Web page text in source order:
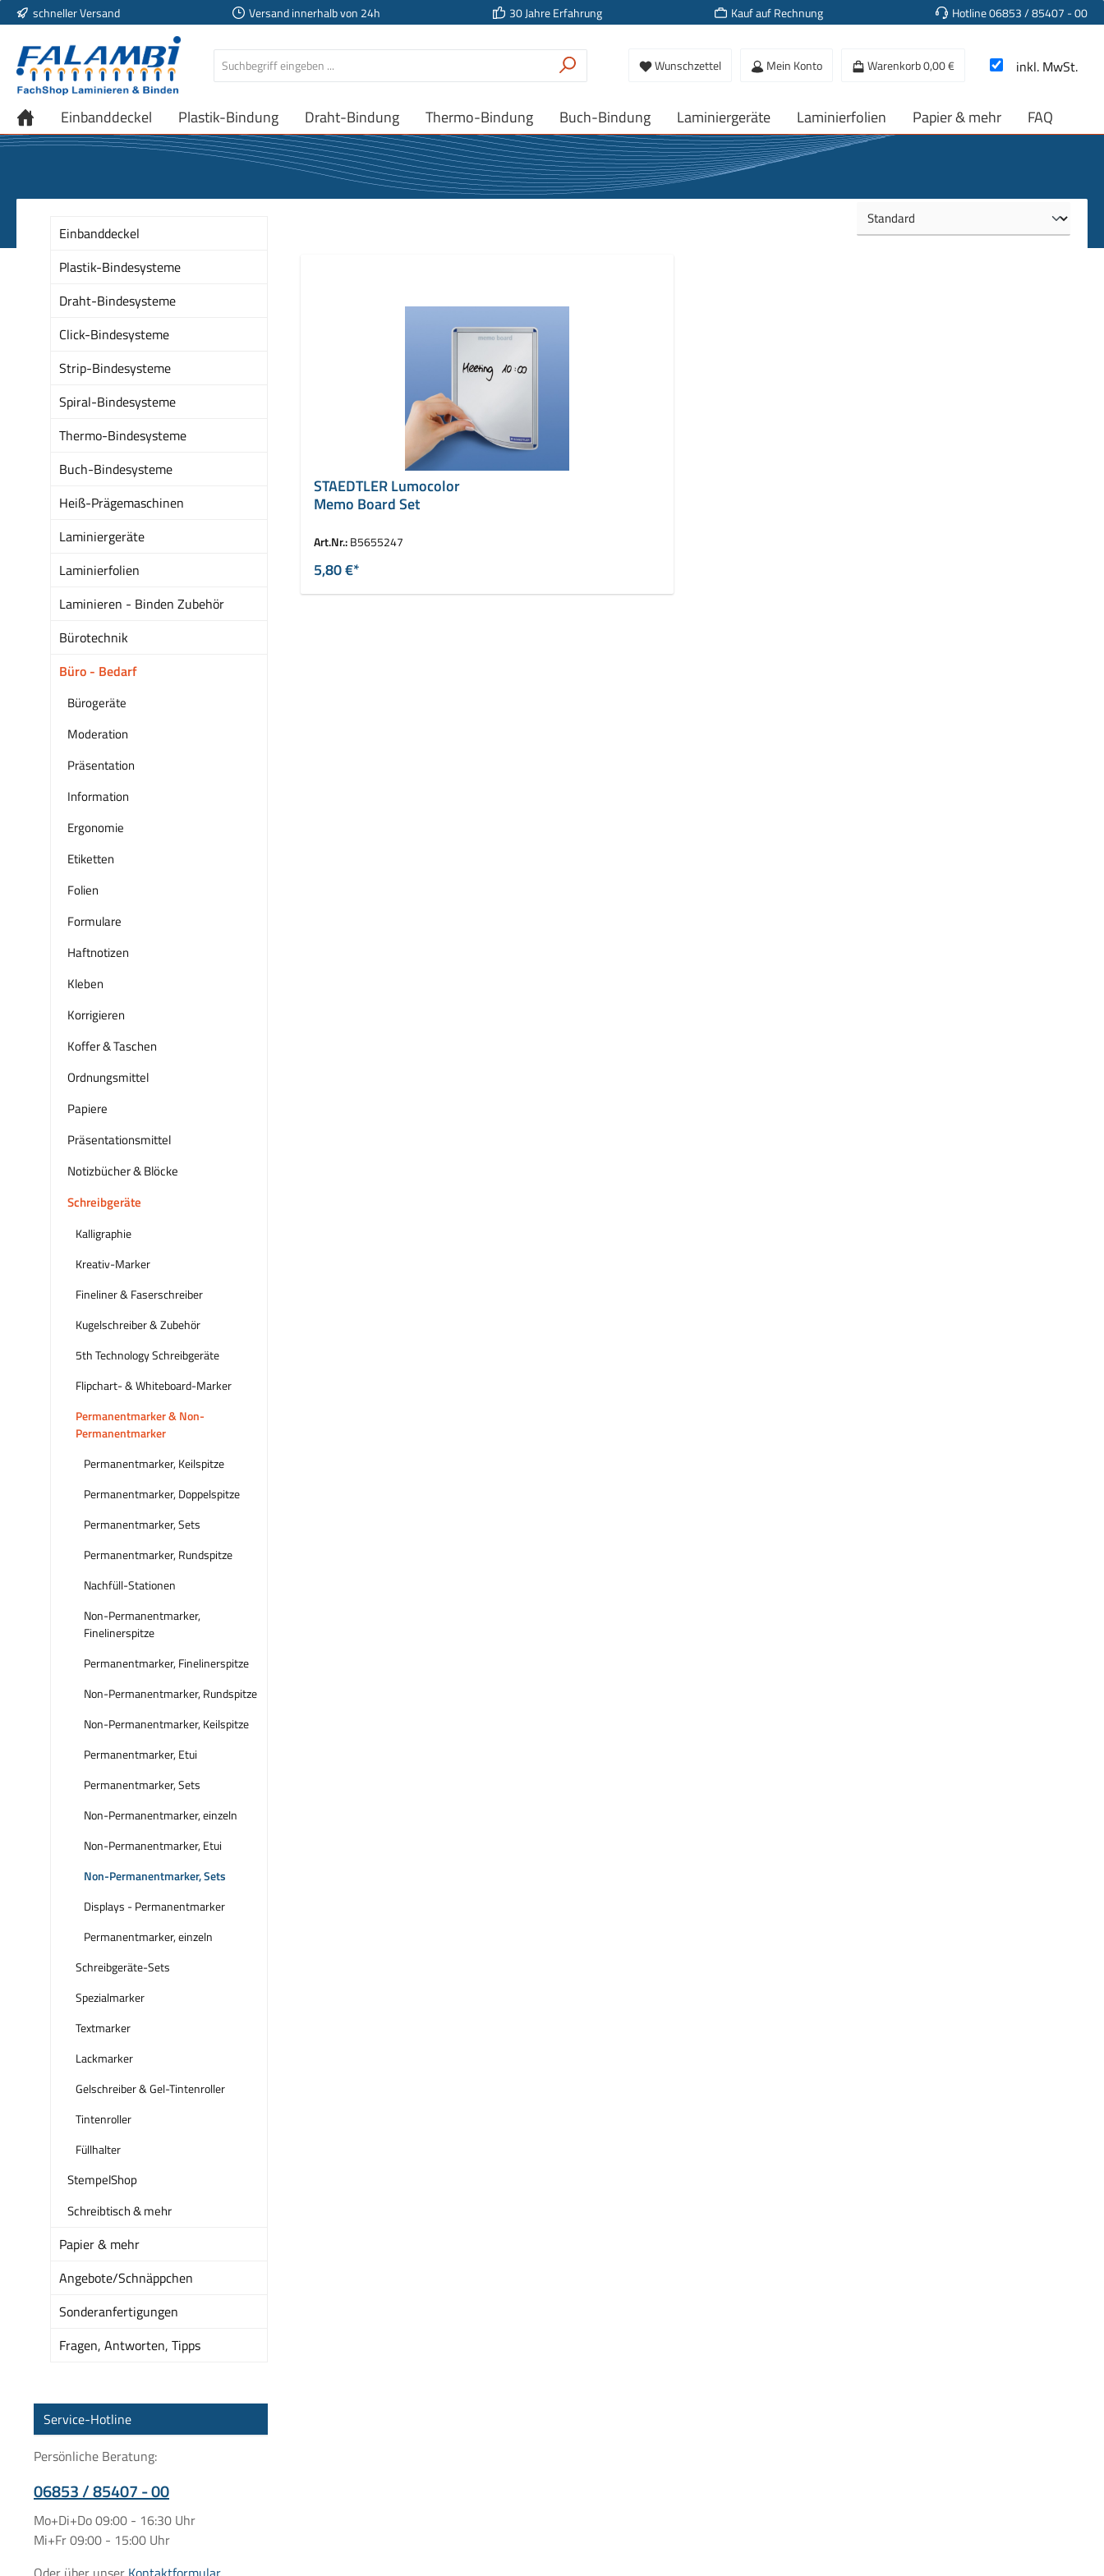
Hauptinhalt springen
Zur Suche springen
Zur Hauptnavigation springen
schneller Versand Versand innerhalb von 24h 30 Jahre Erfahrung Kauf auf Rechnung Hotline 06853 / 85407 - 00
Wunschzettel Mein Konto Warenkorb0,00 € inkl. MwSt.
Einbanddeckel Plastik-Bindung Draht-Bindung Thermo-Bindung Buch-Bindung Laminiergeräte Laminierfolien Papier & mehr FAQ
Einbanddeckel
Plastik-Bindesysteme
Draht-Bindesysteme
Click-Bindesysteme
Strip-Bindesysteme
Spiral-Bindesysteme
Thermo-Bindesysteme
Buch-Bindesysteme
Heiß-Prägemaschinen
Laminiergeräte
Laminierfolien
Laminieren - Binden Zubehör
Bürotechnik
Büro - Bedarf
Bürogeräte
Moderation
Präsentation
Information
Ergonomie
Etiketten
Folien
Formulare
Haftnotizen
Kleben
Korrigieren
Koffer & Taschen
Ordnungsmittel
Papiere
Präsentationsmittel
Notizbücher & Blöcke
Schreibgeräte
Kalligraphie
Kreativ-Marker
Fineliner & Faserschreiber
Kugelschreiber & Zubehör
5th Technology Schreibgeräte
Flipchart- & Whiteboard-Marker
Permanentmarker & Non-
Permanentmarker
Permanentmarker, Keilspitze
Permanentmarker, Doppelspitze
Permanentmarker, Sets
Permanentmarker, Rundspitze
Nachfüll-Stationen
Non-Permanentmarker,
Finelinerspitze
Permanentmarker, Finelinerspitze
Non-Permanentmarker, Rundspitze
Non-Permanentmarker, Keilspitze
Permanentmarker, Etui
Permanentmarker, Sets
Non-Permanentmarker, einzeln
Non-Permanentmarker, Etui
Non-Permanentmarker, Sets
Displays - Permanentmarker
Permanentmarker, einzeln
Schreibgeräte-Sets
Spezialmarker
Textmarker
Lackmarker
Gelschreiber & Gel-Tintenroller
Tintenroller
Füllhalter
StempelShop
Schreibtisch & mehr
Papier & mehr
Angebote/Schnäppchen
Sonderanfertigungen
Fragen, Antworten, Tipps
Service-Hotline
Persönliche Beratung:
06853 / 85407 - 00
Mo+Di+Do 09:00 - 16:30 Uhr
Mi+Fr 09:00 - 15:00 Uhr
STAEDTLER Lumocolor
Memo Board Set
Art.Nr.:B5655247
5,80 €*